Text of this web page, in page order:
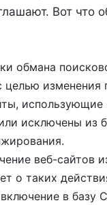
Вот что
обмана
целью
исключены из
веб-сайтов
о таких
в базу